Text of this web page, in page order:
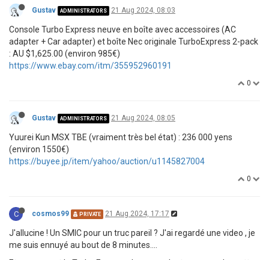
Gustav ADMINISTRATORS 21 Aug 2024, 08:03
Console Turbo Express neuve en boîte avec accessoires (AC
adapter + Car adapter) et boîte Nec originale TurboExpress 2-pack
: AU $1,625.00 (environ 985€)
https://www.ebay.com/itm/355952960191
0
Gustav ADMINISTRATORS 21 Aug 2024, 08:05
Yuurei Kun MSX TBE (vraiment très bel état) : 236 000 yens
(environ 1550€)
https://buyee.jp/item/yahoo/auction/u1145827004
0
C cosmos99 PRIVATE 21 Aug 2024, 17:17
J'allucine ! Un SMIC pour un truc pareil ? J'ai regardé une video , je
me suis ennuyé au bout de 8 minutes....